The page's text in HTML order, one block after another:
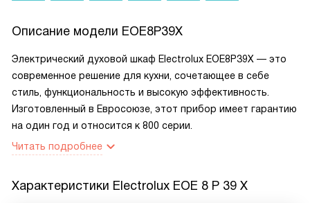
Описание модели EOE8P39X
Электрический духовой шкаф Electrolux EOE8P39X — это
современное решение для кухни, сочетающее в себе
стиль, функциональность и высокую эффективность.
Изготовленный в Евросоюзе, этот прибор имеет гарантию
на один год и относится к 800 серии.
Читать подробнее
Характеристики Electrolux EOE 8 P 39 X